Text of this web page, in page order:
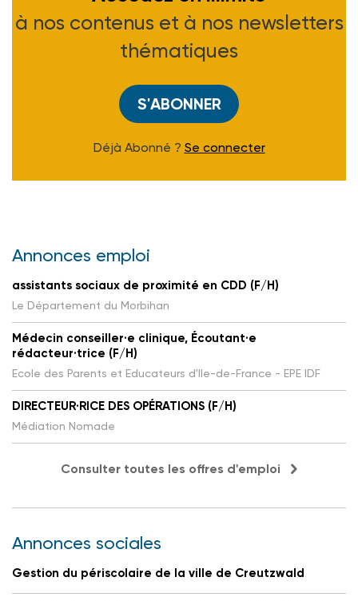
à nos contenus et à nos newsletters
thématiques
S'ABONNER
Déjà Abonné ? Se connecter
Annonces emploi
assistants sociaux de proximité en CDD (F/H)
Le Département du Morbihan
Médecin conseiller·e clinique, Écoutant·e
rédacteur·trice (F/H)
Ecole des Parents et Educateurs d'Ile-de-France - EPE IDF
DIRECTEUR·RICE DES OPÉRATIONS (F/H)
Médiation Nomade
Consulter toutes les offres d'emploi
Annonces sociales
Gestion du périscolaire de la ville de Creutzwald